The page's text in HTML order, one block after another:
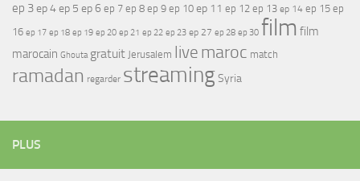
ep 3ep 4ep 5 ep 6 ep 7 ep 8 ep 9 ep 10 ep 11 ep 12 ep 13 ep 14 ep 15 ep
16 ep 17 ep 18 ep 19 ep 20 ep 21 ep 22 ep 23 ep 27 ep 28 ep 30 film film
marocain Ghouta gratuit Jerusalem live maroc match
ramadan regarder streamingSyria
PLUS